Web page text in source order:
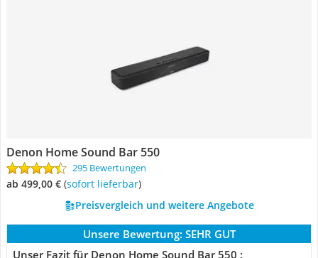
Denon Home Sound Bar 550
295 Bewertungen
ab 499,00 € ( Sofort lieferbar)
Preisvergleich und weitere Angebote
Unsere Bewertung: SEHR GUT
Unser Fazit für Denon Home Sound Bar 550 :